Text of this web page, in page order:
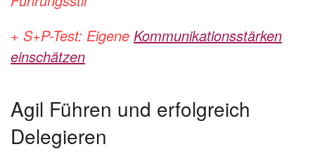
+ S+P-Test: Eigene Kommunikationsstärken
einschätzen
Agil Führen und erfolgreich
Delegieren